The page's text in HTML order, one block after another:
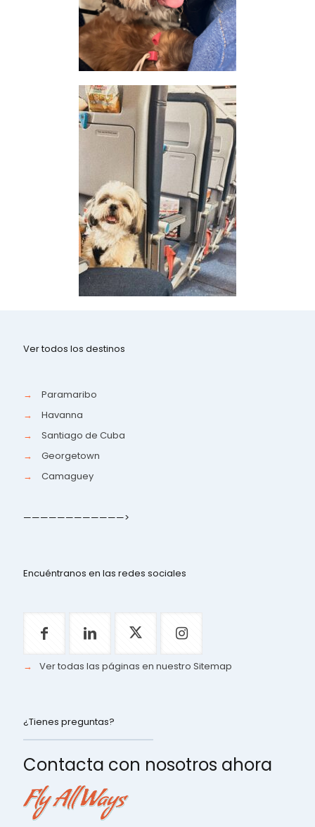
Ver todos los destinos
→
Paramaribo
→
Havanna
→
Santiago de Cuba
→
Georgetown
→
Camaguey
————————————>
Encuéntranos en las redes sociales
→ Ver todas las páginas en nuestro Sitemap
¿Tienes preguntas?
Contacta con nosotros ahora